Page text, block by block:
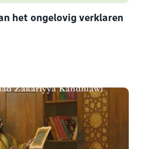
het ongelovig verklaren